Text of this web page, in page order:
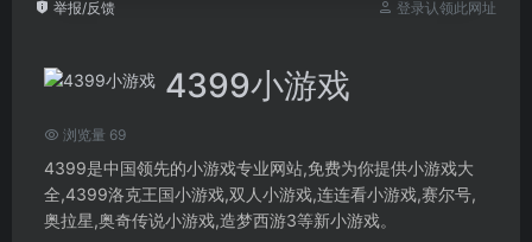
举报/反馈 登录认领此网址
4399小游戏
浏览量 69
4399是中国领先的小游戏专业网站,免费为你提供小游戏大
全,4399洛克王国小游戏,双人小游戏,连连看小游戏,赛尔号,
奥拉星,奥奇传说小游戏,造梦西游3等新小游戏。